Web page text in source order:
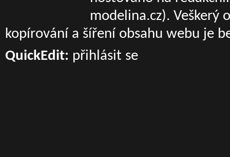
modelina.cz). Veškerý
kopírování a šíření obsahu webu je
QuickEdit: přihlásit se